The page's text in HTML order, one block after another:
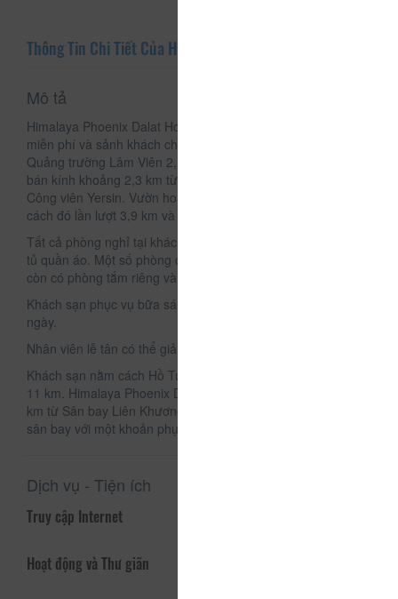
Thông Tin Chi Tiết Của Himalaya Phoenix Dalat Hotel
Mô tả
Himalaya Phoenix Dalat Hotel cung cấp chỗ nghỉ với Wi-Fi
miễn phí và sảnh khách chung tại thành phố Đà Lạt, cách
Quảng trường Lâm Viên 2,1 km. Khách sạn này nằm trong
bán kính khoảng 2,3 km từ Hồ Xuân Hương và 2,4 km từ
Công viên Yersin. Vườn hoa Đà Lạt và Thiền Viện Trúc Lâm
cách đó lần lượt 3,9 km và 5 km.
Tất cả phòng nghỉ tại khách sạn đều có khu vực ghế ngồi và
tủ quần áo. Một số phòng của Himalaya Phoenix Dalat Hotel
còn có phòng tắm riêng và sân hiên.
Khách sạn phục vụ bữa sáng kiểu lục địa hoặc kiểu Á hàng
ngày.
Nhân viên lễ tân có thể giải đáp mọi thắc mắc của du khách.
Khách sạn nằm cách Hồ Tuyền Lâm 5 km và Núi Lang Bian
11 km. Himalaya Phoenix Dalat Hotel nằm trong bán kính 30
km từ Sân bay Liên Khương và cung cấp dịch vụ đưa/đón
sân bay với một khoản phụ phí.
Dịch vụ - Tiện ích
Truy cập Internet
Hoạt động và Thư giãn